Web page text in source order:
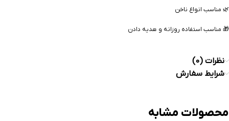
🌿 مناسب انواع ناخن
🎁 مناسب استفاده روزانه و هدیه دادن
نظرات (0)
شرایط سفارش
محصولات مشابه